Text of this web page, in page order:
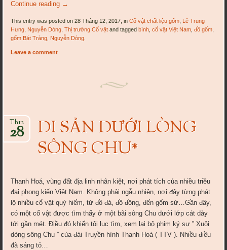
Continue reading →
This entry was posted on 28 Tháng 12, 2017, inCổ vật chất liệu gốm Lê Trung
Hưng Nguyễn Dòng ,Thị trường Cổ vật and taggedbình ,cổ vật Việt Nam ,đồ gốm
gốm Bát Tràng Nguyễn Dòng
Leave a comment
DI SẢN DƯỚI LÒNG
SÔNG CHU*
Th12
28
Thanh Hoá, vùng đất địa linh nhân kiệt, nơi phát tích của nhiều triều
đại phong kiến Việt Nam. Không phải ngẫu nhiên, nơi đây từng phát
lộ nhiều cổ vật quý hiếm, từ đồ đá, đồ đồng, đến gốm sứ…Gần đây,
có một cổ vật được tìm thấy ở một bãi sông Chu dưới lớp cát dày
tới gần mét. Điều đó khiến tôi lục tìm, xem lại bộ phim ký sự ” Xuôi
dòng sông Chu ” của đài Truyền hình Thanh Hoá ( TTV ). Nhiều điều
đã sáng tỏ…